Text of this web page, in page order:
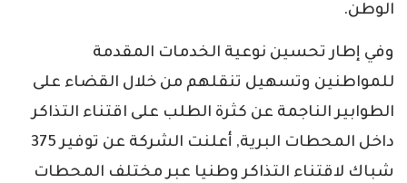
الوطن.
وفي إطار تحسين نوعية الخدمات المقدمة
للمواطنين وتسهيل تنقلهم من خلال القضاء على
الطوابير الناجمة عن كثرة الطلب على اقتناء التذاكر
داخل المحطات البرية, أعلنت الشركة عن توفير 375
شباك لاقتناء التذاكر وطنيا عبر مختلف المحطات